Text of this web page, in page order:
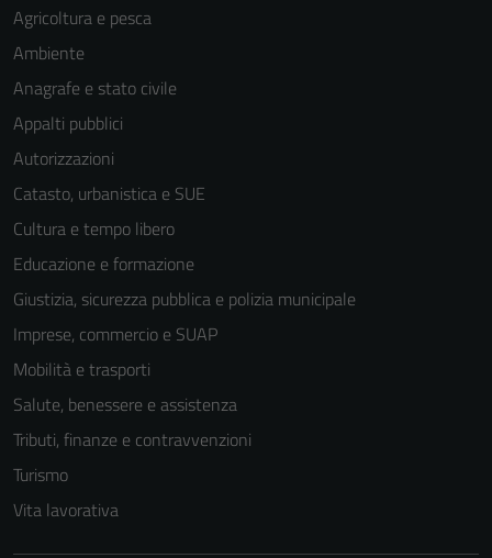
Agricoltura e pesca
Ambiente
Anagrafe e stato civile
Appalti pubblici
Autorizzazioni
Catasto, urbanistica e SUE
Cultura e tempo libero
Educazione e formazione
Giustizia, sicurezza pubblica e polizia municipale
Imprese, commercio e SUAP
Mobilità e trasporti
Salute, benessere e assistenza
Tributi, finanze e contravvenzioni
Turismo
Vita lavorativa